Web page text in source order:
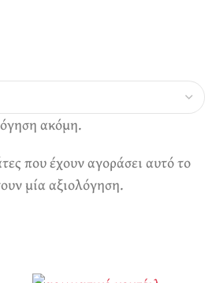
ακόμη.
που έχουν αγοράσει αυτό το
μία αξιολόγηση.